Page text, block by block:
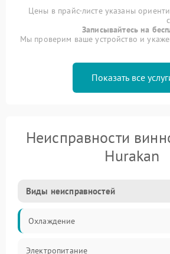
Цены в прайс-листе указаны
Записывайтесь на
Мы проверим ваше устройство и
Показать все
Неисправности
Hurakan
Виды неисправностей
Охлаждение
Электропитание